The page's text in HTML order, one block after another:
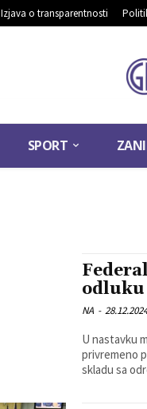
Izjava o transparentnosti
SPORT
NA -
U nastavku
privremeno
skladu sa